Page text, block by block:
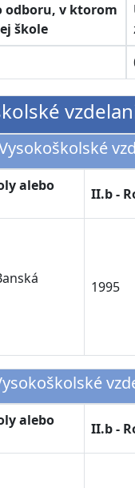
odboru, v ktorom
škole
alebo
II.b -
1995
alebo
II.b -